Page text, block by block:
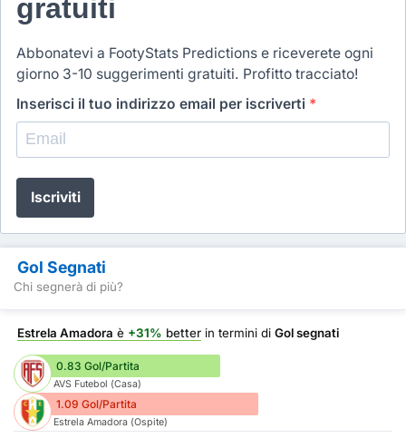
gratuiti
Abbonatevi a FootyStats Predictions e riceverete ogni
giorno 3-10 suggerimenti gratuiti. Profitto tracciato!
Inserisci il tuo indirizzo email per iscriverti *
Iscriviti
Gol Segnati
Chi segnerà di più?
Estrela Amadora è +31% better in termini di Gol segnati
0.83 Gol/Partita
AVS Futebol (Casa)
1.09 Gol/Partita
Estrela Amadora (Ospite)